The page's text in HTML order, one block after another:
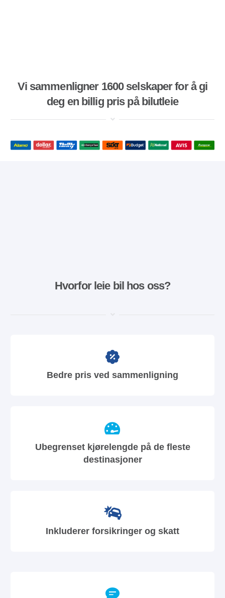
Vi sammenligner 1600 selskaper for å gi
deg en billig pris på bilutleie
Hvorfor leie bil hos oss?
Bedre pris ved sammenligning
Ubegrenset kjørelengde på de fleste
destinasjoner
Inkluderer forsikringer og skatt